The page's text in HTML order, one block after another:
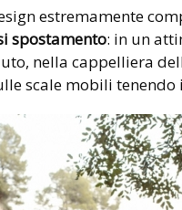
estremamente
spostamento: in un
nella cappelliera
scale mobili